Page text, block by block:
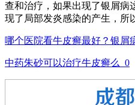
查和治疗，如果出现了银屑病
现了局部发炎感染的产生，所
哪个医院看牛皮癣最好？银屑
中药朱砂可以治疗牛皮癣么_0